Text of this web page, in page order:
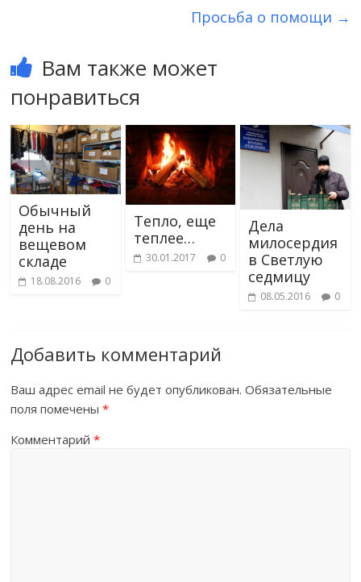
Просьба о помощи →
Вам также может
понравиться
Обычный
день на
вещевом
складе
18.08.2016 0
Тепло, еще
теплее…
30.01.2017 0
Дела
милосердия
в Светлую
седмицу
08.05.2016 0
Добавить комментарий
Ваш адрес email не будет опубликован. Обязательные
поля помечены*
Комментарий*